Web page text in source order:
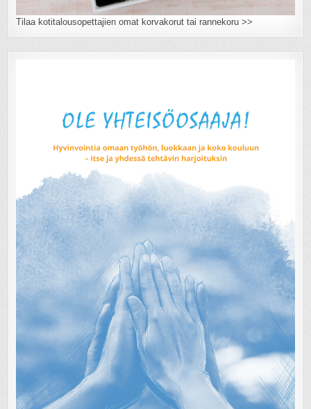
Tilaa kotitalousopettajien omat korvakorut tai rannekoru >>